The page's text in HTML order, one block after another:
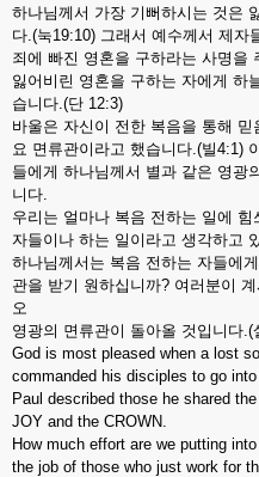
하나님께서 가장 기뻐하시는 것은
다.(눅19:10) 그래서 예수께서 제자
죄에 빠진 영혼을 구하라는 사명을
잃어비린 영혼을 구하는 자에게 하
습니다.(단 12:3)
바울은 자신이 전한 복음을 통해 믿
요 면류관이라고 했습니다.(빌4:1)
들에게 하나님께서 별과 같은 영광
니다.
우리는 얼마나 복음 전하는 일에
자들이나 하는 일이라고 생각하고
하나님께서는 복음 전하는 자들에
관을 받기 원하십니까? 여러분이
오
영광의 면류관이 돌아올 것입니다.(
God is most pleased when a lost
commanded his disciples to go
Paul described those he shared
JOY and the CROWN.
How much effort are we putting
the job of those who just work for